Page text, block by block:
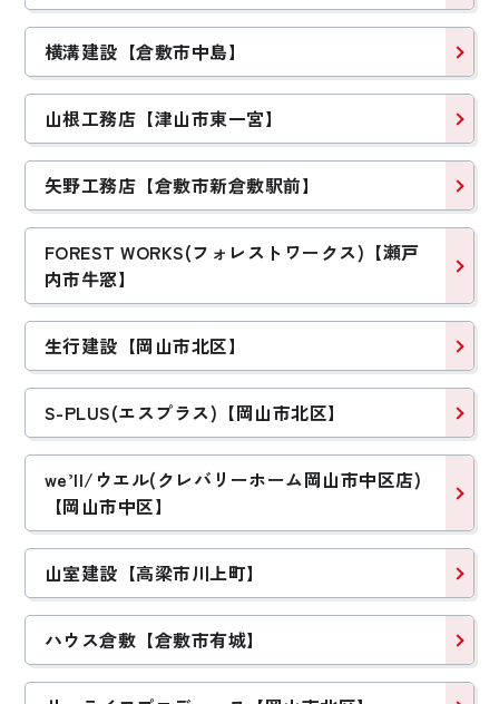
横溝建設【倉敷市中島】
山根工務店【津山市東一宮】
矢野工務店【倉敷市新倉敷駅前】
FOREST WORKS(フォレストワークス)【瀬戸
内市牛窓】
生行建設【岡山市北区】
S-PLUS(エスプラス)【岡山市北区】
we’ll/ウエル(クレバリーホーム岡山市中区店)
【岡山市中区】
山室建設【高梁市川上町】
ハウス倉敷【倉敷市有城】